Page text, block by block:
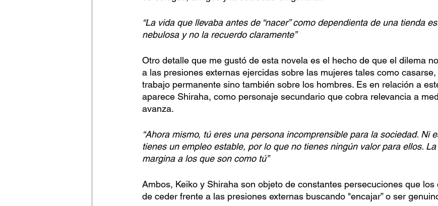
“La vida que llevaba antes de “nacer” como dependienta de una tienda
nebulosa y no la recuerdo claramente”
Otro detalle que me gustó de esta novela es el hecho de que el dilema
a las presiones externas ejercidas sobre las mujeres tales como
trabajo permanente sino también sobre los hombres. Es en relación a
aparece Shiraha, como personaje secundario que cobra relevancia a
avanza.
“Ahora mismo, tú eres una persona incomprensible para la sociedad. Ni
tienes un empleo estable, por lo que no tienes ningún valor para ellos.
margina a los que son como tú”
Ambos, Keiko y Shiraha son objeto de constantes persecuciones que
de ceder frente a las presiones externas buscando "encajar” o ser